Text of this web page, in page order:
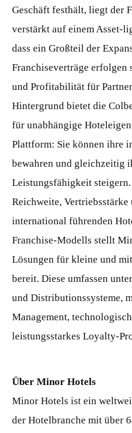
Geschäft festhält, liegt der
verstärkt auf einem Asset-
dass ein Großteil der
Franchiseverträge
und Profitabilität für
Hintergrund bietet die
für unabhängige
Plattform: Sie können ihre
bewahren und gleichzeitig
Leistungsfähigkeit
Reichweite,
international führenden
Franchise-Modells stellt
Lösungen für kleine und
bereit. Diese umfassen
und Distributionssysteme,
Management,
leistungsstarkes Loyalty-
Über Minor Hotels
Minor Hotels ist ein
der Hotelbranche mit über